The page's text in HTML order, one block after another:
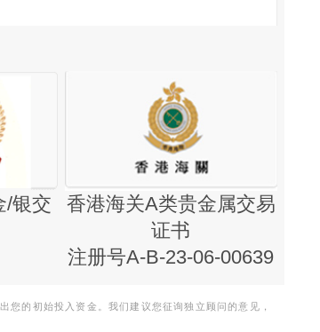
/银交
香港海关A类贵金属交易
证书
注册号A-B-23-06-00639
的初始投入资金。我们建议您征询独立顾问的意见，